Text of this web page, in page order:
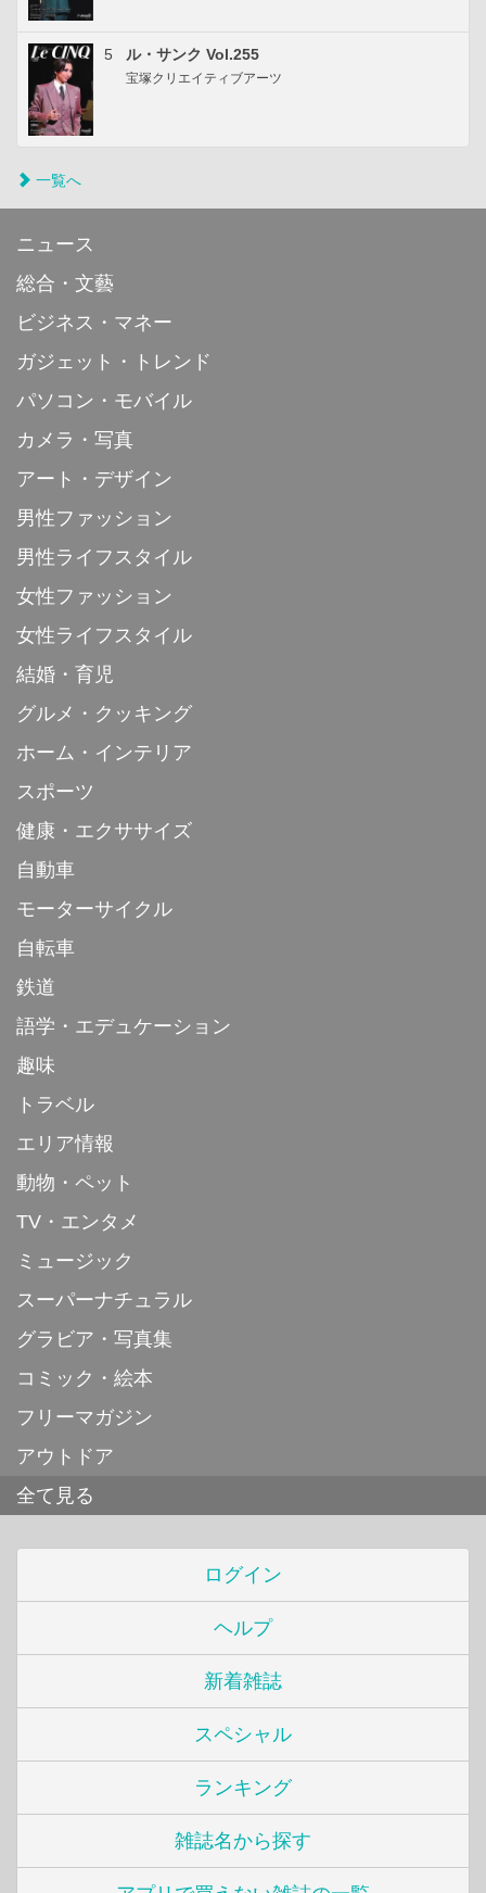
5 ル・サンク Vol.255
宝塚クリエイティブアーツ
一覧へ
ニュース
総合・文藝
ビジネス・マネー
ガジェット・トレンド
パソコン・モバイル
カメラ・写真
アート・デザイン
男性ファッション
男性ライフスタイル
女性ファッション
女性ライフスタイル
結婚・育児
グルメ・クッキング
ホーム・インテリア
スポーツ
健康・エクササイズ
自動車
モーターサイクル
自転車
鉄道
語学・エデュケーション
趣味
トラベル
エリア情報
動物・ペット
TV・エンタメ
ミュージック
スーパーナチュラル
グラビア・写真集
コミック・絵本
フリーマガジン
アウトドア
全て見る
ログイン
ヘルプ
新着雑誌
スペシャル
ランキング
雑誌名から探す